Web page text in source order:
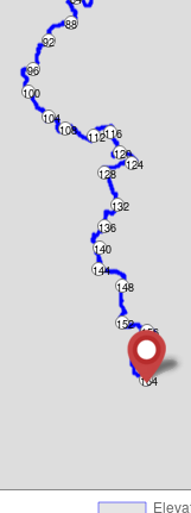
128
96
160
112
144
88
104
120
136
152
92
100
108
116
124
132
140
148
156
164